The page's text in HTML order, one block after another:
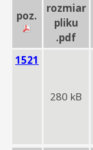
poz.
rozmiar
pliku
.pdf
1521
280 kB